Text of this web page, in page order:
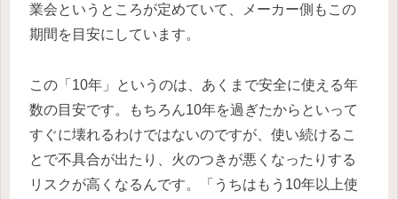
業会というところが定めていて、メーカー側もこの
期間を目安にしています。
この「10年」というのは、あくまで安全に使える年
数の目安です。もちろん10年を過ぎたからといって
すぐに壊れるわけではないのですが、使い続けるこ
とで不具合が出たり、火のつきが悪くなったりする
リスクが高くなるんです。「うちはもう10年以上使